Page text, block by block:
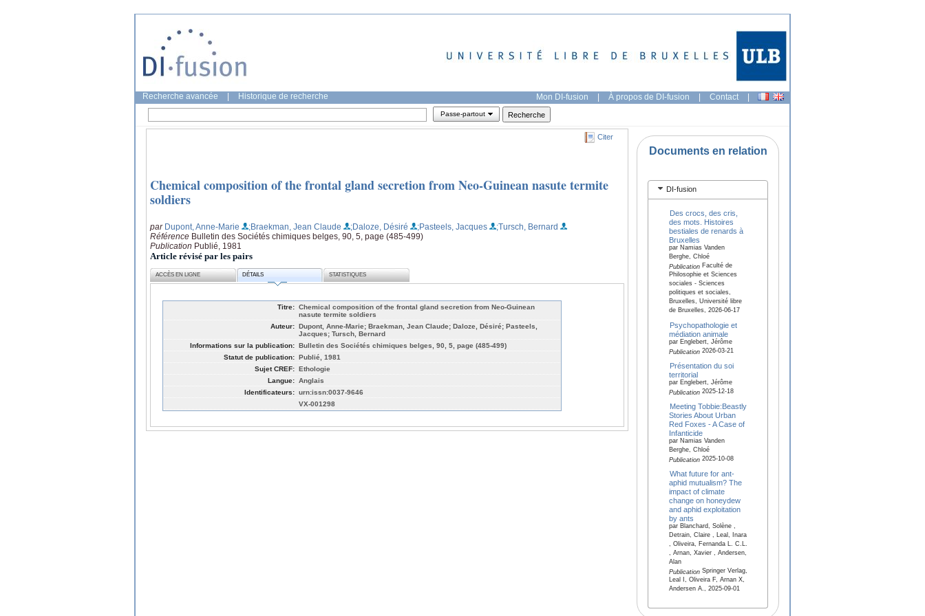
Recherche avancée Historique de recherche Mon DI-fusion | À propos de DI-fusion | Contact |
Passe-partout
Citer
Chemical composition of the frontal gland secretion from Neo-Guinean nasute termite
soldiers
par Dupont, Anne-Marie ;Braekman, Jean Claude ;Daloze, Désiré ;Pasteels, Jacques
;Tursch, Bernard
Référence Bulletin des Sociétés chimiques belges, 90, 5, page (485-499)
Publication Publié, 1981
Article révisé par les pairs
ACCÈS EN LIGNE DÉTAILS STATISTIQUES
Titre: Chemical composition of the frontal gland secretion from Neo-Guinean
nasute termite soldiers
Auteur: Dupont, Anne-Marie; Braekman, Jean Claude; Daloze, Désiré; Pasteels,
Jacques; Tursch, Bernard
Informations sur la publication: Bulletin des Sociétés chimiques belges, 90, 5, page (485-499)
Statut de publication: Publié, 1981
Sujet CREF: Ethologie
Langue: Anglais
Identificateurs: urn:issn:0037-9646
VX-001298
Documents en relation
DI-fusion
Des crocs, des cris,
des mots. Histoires
bestiales de renards à
Bruxelles
par Namias Vanden
Berghe, Chloé
PublicationFaculté de
Philosophie et Sciences
sociales - Sciences
politiques et sociales,
Bruxelles, Université libre
de Bruxelles, 2026-06-17
Psychopathologie et
médiation animale
par Englebert, Jérôme
Publication2026-03-21
Présentation du soi
territorial
par Englebert, Jérôme
Publication2025-12-18
Meeting Tobbie:Beastly
Stories About Urban
Red Foxes - A Case of
Infanticide
par Namias Vanden
Berghe, Chloé
Publication2025-10-08
What future for ant-
aphid mutualism? The
impact of climate
change on honeydew
and aphid exploitation
by ants
par Blanchard, Solène ,
Detrain, Claire , Leal, Inara
, Oliveira, Fernanda L. C.L.
, Arnan, Xavier , Andersen,
Alan
PublicationSpringer Verlag,
Leal I, Oliveira F, Arnan X,
Andersen A., 2025-09-01